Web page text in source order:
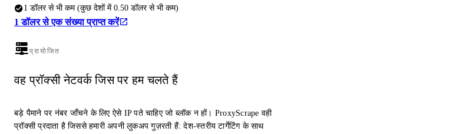
1 डॉलर से भी कम (कुछ देशों में 0.50 डॉलर से भी कम)
1 डॉलर से एक संख्या प्राप्त करें
प्रायोजित
वह प्रॉक्सी नेटवर्क जिस पर हम चलते हैं
बड़े पैमाने पर नंबर जाँचने के लिए ऐसे IP पते चाहिए जो ब्लॉक न हों। ProxyScrape वही
प्रॉक्सी प्रदाता है जिससे हमारी अपनी लुकअप गुज़रती हैं: देश-स्तरीय टार्गेटिंग के साथ